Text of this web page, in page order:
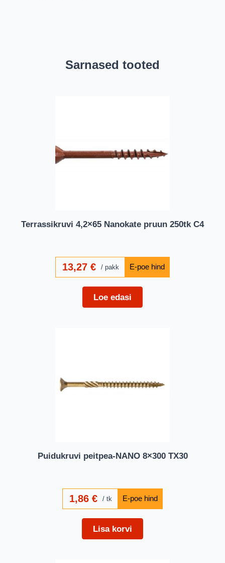
Sarnased tooted
Terrassikruvi 4,2×65 Nanokate pruun 250tk C4
13,27€ pakk
Loe edasi
Puidukruvi peitpea-NANO 8×300 TX30
1,86€ tk
Lisa korvi